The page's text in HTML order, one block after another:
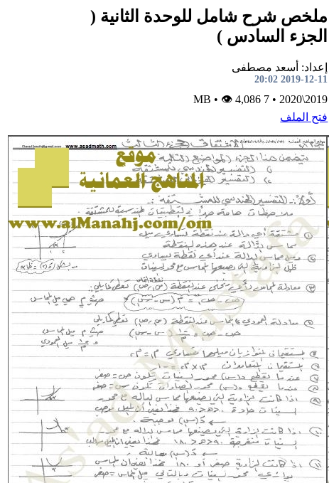
ملخص شرح شامل للوحدة الثانية (
الجزء السادس )
إعداد: أسعد مصطفى
2019-12-11 20:02
2019\2020
•
• 👁 4,086
فتح الملف